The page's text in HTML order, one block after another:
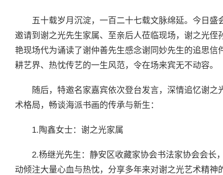
五十载岁月沉淀，一百二十七载文脉绵延。今日
邀请到谢之光先生家属、至亲后人莅临现场，谢之光
艳现场代为诵读了谢仲善先生感念谢同妙先生的追思
耕艺界、热忱传艺的一生风范，令在场来宾无不动容。
随后，特邀名家嘉宾依次登台发言，深情追忆谢
术格局，畅谈海派书画的传承与新生：
1.陶鑫女士：谢之光家属
2.杨继光先生：静安区收藏家协会书法家协会会长
动倾注大量心血与热忱，分享多年来对谢之光艺术精神